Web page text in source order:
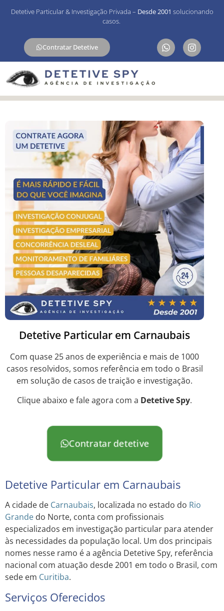
Detetive Particular & Investigação Privada – Desde 2001 solucionando
casos.
Contratar Detetive
Detetive Particular em Carnaubais
Com quase 25 anos de experiência e mais de 1000
casos resolvidos, somos referência em todo o Brasil
em solução de casos de traição e investigação.
Clique abaixo e fale agora com a Detetive Spy.
Contratar detetive
Detetive Particular em Carnaubais
A cidade de Carnaubais, localizada no estado do Rio
Grande do Norte, conta com profissionais
especializados em investigação particular para atender
às necessidades da população local. Um dos principais
nomes nesse ramo é a agência Detetive Spy, referência
nacional com atuação desde 2001 em todo o Brasil, com
sede em Curitiba.
Serviços Oferecidos